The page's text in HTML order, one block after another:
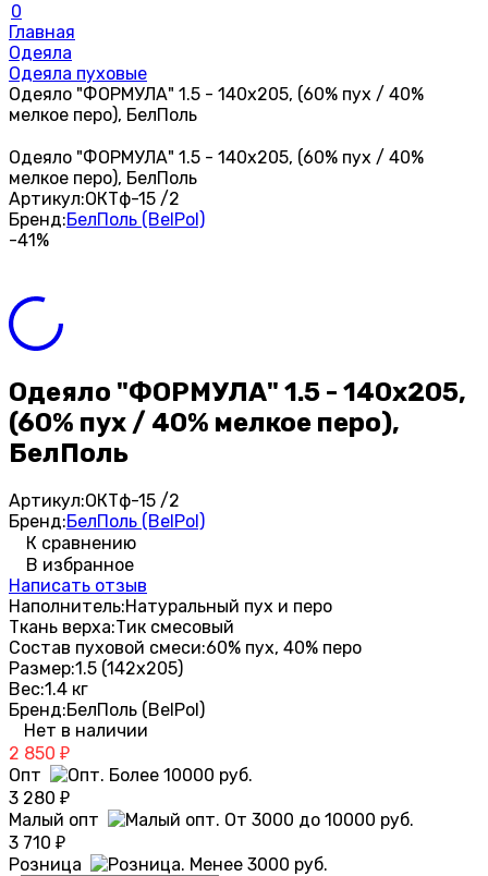
0
Главная
Одеяла
Одеяла пуховые
Одеяло "ФОРМУЛА" 1.5 - 140х205, (60% пух / 40%
мелкое перо), БелПоль
Одеяло "ФОРМУЛА" 1.5 - 140х205, (60% пух / 40%
мелкое перо), БелПоль
Артикул:ОКТф-15 /2
Бренд:БелПоль (BelPol)
-41%
Одеяло "ФОРМУЛА" 1.5 - 140х205,
(60% пух / 40% мелкое перо),
БелПоль
Артикул:ОКТф-15 /2
Бренд:БелПоль (BelPol)
К сравнению
В избранное
Написать отзыв
Наполнитель:Натуральный пух и перо
Ткань верха:Тик смесовый
Состав пуховой смеси:60% пух, 40% перо
Размер:1.5 (142х205)
Вес:1.4 кг
Бренд:БелПоль (BelPol)
Нет в наличии
2 850 ₽
Опт
3 280 ₽
Малый опт
3 710 ₽
Розница